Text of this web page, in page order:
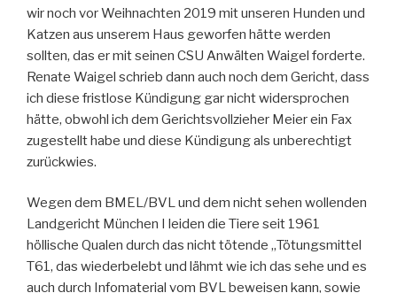
wir noch vor Weihnachten 2019 mit unseren Hunden und
Katzen aus unserem Haus geworfen hätte werden
sollten, das er mit seinen CSU Anwälten Waigel forderte.
Renate Waigel schrieb dann auch noch dem Gericht, dass
ich diese fristlose Kündigung gar nicht widersprochen
hätte, obwohl ich dem Gerichtsvollzieher Meier ein Fax
zugestellt habe und diese Kündigung als unberechtigt
zurückwies.
Wegen dem BMEL/BVL und dem nicht sehen wollenden
Landgericht München I leiden die Tiere seit 1961
höllische Qualen durch das nicht tötende „Tötungsmittel
T61, das wiederbelebt und lähmt wie ich das sehe und es
auch durch Infomaterial vom BVL beweisen kann, sowie